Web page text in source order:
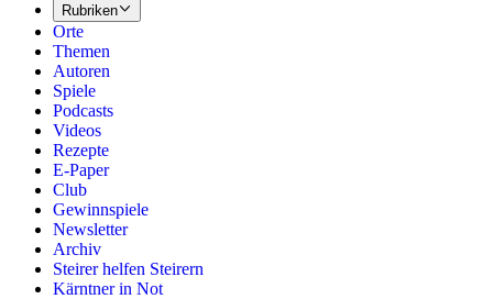
Rubriken
Orte
Themen
Autoren
Spiele
Podcasts
Videos
Rezepte
E-Paper
Club
Gewinnspiele
Newsletter
Archiv
Steirer helfen Steirern
Kärntner in Not